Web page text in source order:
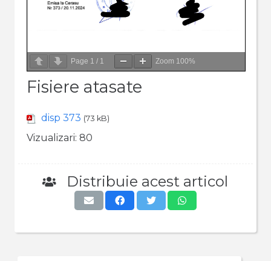
Page 1 / 1 Zoom 100%
Fisiere atasate
disp 373 (73 kB)
Vizualizari: 80
Distribuie acest articol